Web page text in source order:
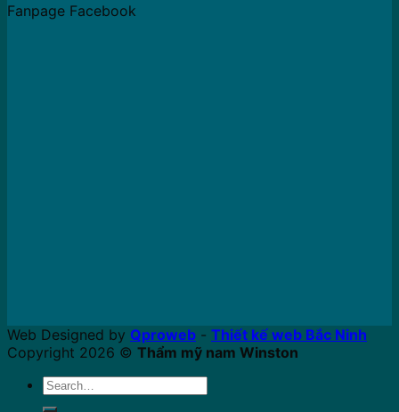
Fanpage Facebook
Web Designed by Qproweb - Thiết kế web Bắc Ninh
Copyright 2026 © Thẩm mỹ nam Winston
Search